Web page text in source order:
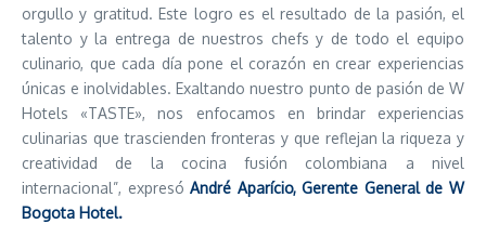
orgullo y gratitud. Este logro es el resultado de la pasión, el
talento y la entrega de nuestros chefs y de todo el equipo
culinario, que cada día pone el corazón en crear experiencias
únicas e inolvidables. Exaltando nuestro punto de pasión de W
Hotels «TASTE», nos enfocamos en brindar experiencias
culinarias que trascienden fronteras y que reflejan la riqueza y
creatividad de la cocina fusión colombiana a nivel
internacional”, expresóAndré Aparício, Gerente General de W
Bogota Hotel.